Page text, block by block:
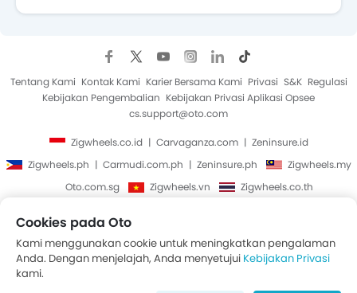
Tentang Kami Kontak Kami Karier Bersama Kami Privasi S&K Regulasi
Kebijakan Pengembalian Kebijakan Privasi Aplikasi Opsee
cs.support@oto.com
Zigwheels.co.id Carvaganza.com
Zeninsure.id
Zigwheels.ph
Carmudi.com.ph Zeninsure.ph
Zigwheels.my
Oto.com.sg
Zigwheels.vn Zigwheels.co.th
Hak Cipta © Oto 2014-2026. Semua Hak Cipta Dilindungi.
Cookies pada Oto
Kami menggunakan cookie untuk meningkatkan pengalaman
Anda. Dengan menjelajah, Anda menyetujui Kebijakan Privasi
kami.